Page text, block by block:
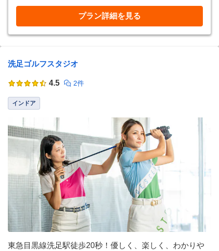
プラン詳細を見る
洗足ゴルフスタジオ
4.5 2件
インドア
東急目黒線洗足駅徒歩20秒！優しく、楽しく、わかりや